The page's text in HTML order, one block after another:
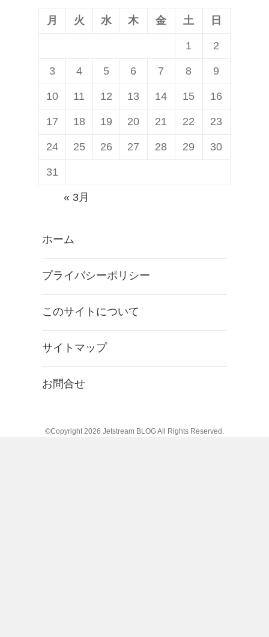
月 火 水 木 金 土 日
1 2
3 4 5 6 7 8 9
10 11 12 13 14 15 16
17 18 19 20 21 22 23
24 25 26 27 28 29 30
31
« 3月
ホーム
プライバシーポリシー
このサイトについて
サイトマップ
お問合せ
©Copyright 2026 Jetstream BLOGAll Rights Reserved.